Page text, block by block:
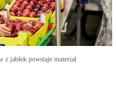
jabłek powstaje materiał